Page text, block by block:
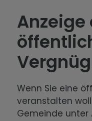
Anzeige
Wenn Sie eine
veranstalten
Gemeinde unter